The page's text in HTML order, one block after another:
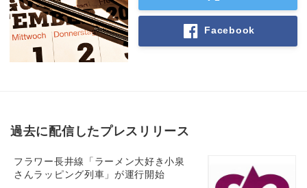
Facebook
過去に配信したプレスリリース
フラワー長井線「ラーメン大好き小泉
さんラッピング列車」が運行開始